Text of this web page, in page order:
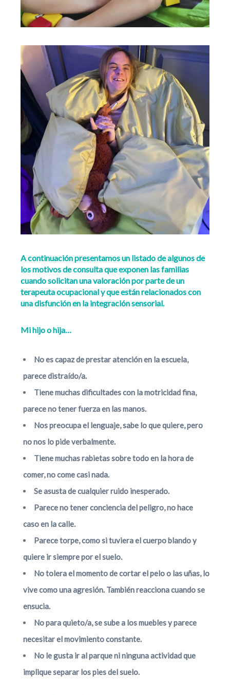
A continuación presentamos un listado de algunos de
los motivos de consulta que exponen las familias
cuando solicitan una valoración por parte de un
terapeuta ocupacional y que están relacionados con
una disfunción en la integración sensorial.
Mi hijo o hija…
No es capaz de prestar atención en la escuela,
parece distraído/a.
Tiene muchas dificultades con la motricidad fina,
parece no tener fuerza en las manos.
Nos preocupa el lenguaje, sabe lo que quiere, pero
no nos lo pide verbalmente.
Tiene muchas rabietas sobre todo en la hora de
comer, no come casi nada.
Se asusta de cualquier ruido inesperado.
Parece no tener conciencia del peligro, no hace
caso en la calle.
Parece torpe, como si tuviera el cuerpo blando y
quiere ir siempre por el suelo.
No tolera el momento de cortar el pelo o las uñas, lo
vive como una agresión. También reacciona cuando se
ensucia.
No para quieto/a, se sube a los muebles y parece
necesitar el movimiento constante.
No le gusta ir al parque ni ninguna actividad que
implique separar los pies del suelo.